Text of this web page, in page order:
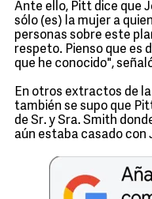
Ante ello, Pitt dice que
sólo (es) la mujer a
personas sobre este
respeto. Pienso que es
que he conocido",
En otros extractos de
también se supo que
de Sr. y Sra. Smith
aún estaba casado con